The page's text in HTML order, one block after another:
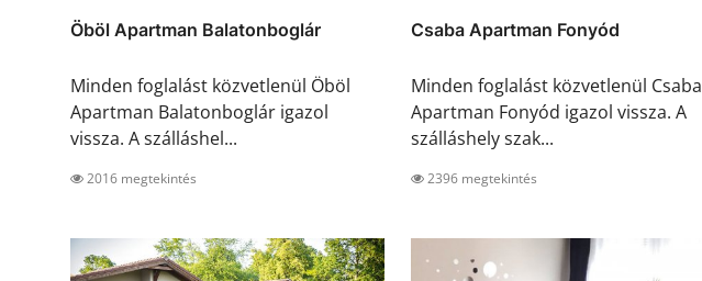
Öböl Apartman Balatonboglár
Minden foglalást közvetlenül Öböl
Apartman Balatonboglár igazol
vissza. A szálláshel...
2016 megtekintés
Csaba Apartman Fonyód
Minden foglalást közvetlenül Csaba
Apartman Fonyód igazol vissza. A
szálláshely szak...
2396 megtekintés